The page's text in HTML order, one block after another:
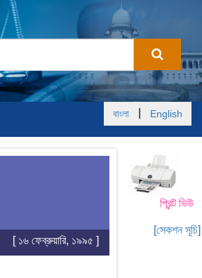
বাংলা English
প্রিন্ট ভিউ
[সেকশন সূচি]
[ ১৬ ফেব্রুয়ারি, ১৯৯৫ ]